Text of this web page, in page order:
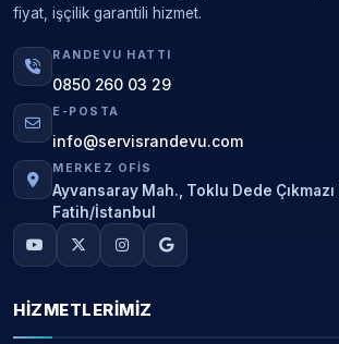
fiyat, işçilik garantili hizmet.
RANDEVU HATTI
0850 260 03 29
E-POSTA
info@servisrandevu.com
MERKEZ OFIS
Ayvansaray Mah., Toklu Dede
Fatih/İstanbul
HIZMETLERIMIZ